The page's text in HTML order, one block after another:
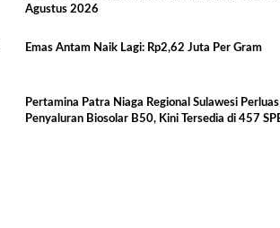
Agustus 2026
Emas Antam Naik Lagi: Rp2,62 Juta Per Gram
Pertamina Patra Niaga Regional Sulawesi Perluas
Penyaluran Biosolar B50, Kini Tersedia di 457